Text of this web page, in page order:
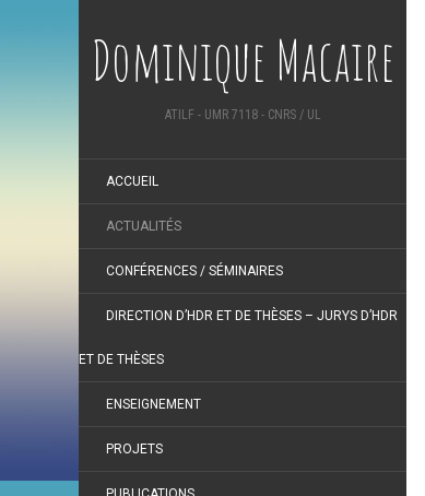
Dominique Macaire
ATILF - UMR 7118 - CNRS / UL
ACCUEIL
ACTUALITÉS
CONFÉRENCES / SÉMINAIRES
DIRECTION D’HDR ET DE THÈSES – JURYS D’HDR
ET DE THÈSES
ENSEIGNEMENT
PROJETS